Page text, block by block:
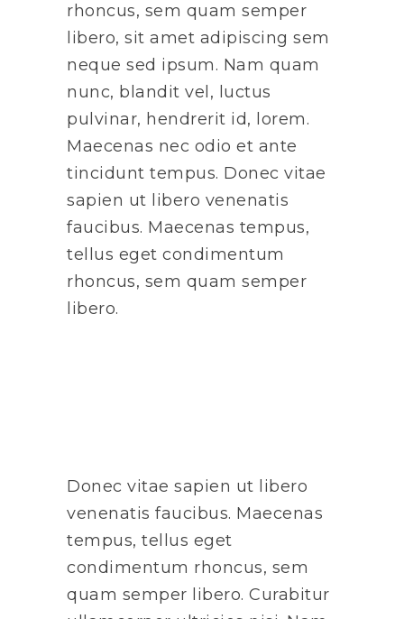
rhoncus, sem quam semper
libero, sit amet adipiscing sem
neque sed ipsum. Nam quam
nunc, blandit vel, luctus
pulvinar, hendrerit id, lorem.
Maecenas nec odio et ante
tincidunt tempus. Donec vitae
sapien ut libero venenatis
faucibus. Maecenas tempus,
tellus eget condimentum
rhoncus, sem quam semper
libero.
Donec vitae sapien ut libero
venenatis faucibus. Maecenas
tempus, tellus eget
condimentum rhoncus, sem
quam semper libero. Curabitur